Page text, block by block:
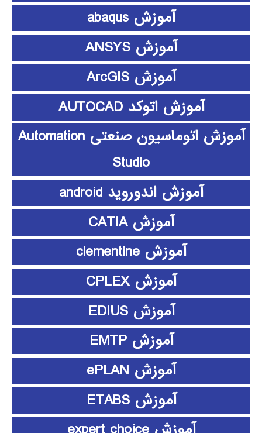
آموزش abaqus
آموزش ANSYS
آموزش ArcGIS
آموزش اتوکد AUTOCAD
آموزش اتوماسیون صنعتی Automation
Studio
آموزش اندوروید android
آموزش CATIA
آموزش clementine
آموزش CPLEX
آموزش EDIUS
آموزش EMTP
آموزش ePLAN
آموزش ETABS